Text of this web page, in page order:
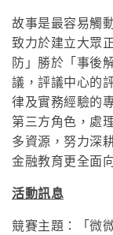
故事是最容易觸
致力於建立大眾
防」勝於「事後
議，評議中心的
律及實務經驗的
第三方角色，處
多資源，努力深
金融教育更全面
活動訊息
競賽主題：「微